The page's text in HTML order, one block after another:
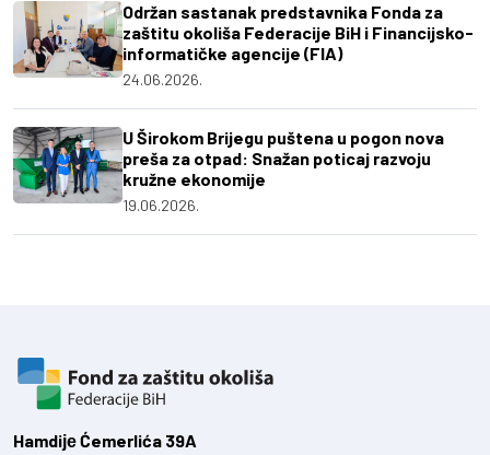
Održan sastanak predstavnika Fonda za
zaštitu okoliša Federacije BiH i Financijsko-
informatičke agencije (FIA)
24.06.2026.
U Širokom Brijegu puštena u pogon nova
preša za otpad: Snažan poticaj razvoju
kružne ekonomije
19.06.2026.
Hamdiје Ćemerlića 39A